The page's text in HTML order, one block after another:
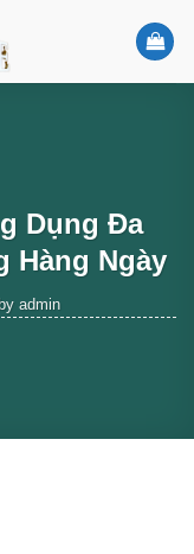
Dụng Đa
Hàng Ngày
admin